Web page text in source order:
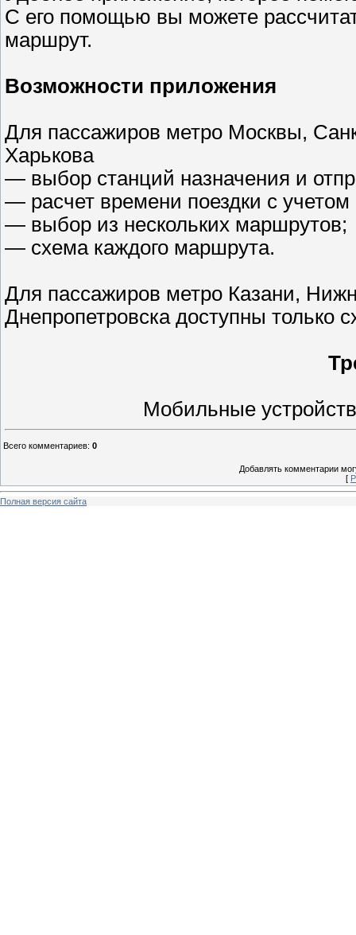
С его помощью вы можете
маршрут.
Возможности приложения
Для пассажиров метро Москвы,
Харькова
— выбор станций назначения и
— расчет времени поездки с учетом
— выбор из нескольких маршрутов;
— схема каждого маршрута.
Для пассажиров метро Казани,
Днепропетровска доступны только
Мобильные
Всего комментариев: 0
Добавлять комментарии
[
Полная версия сайта